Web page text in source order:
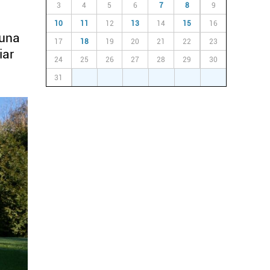
3 4 5 6 7 8 9
10 11 12 13 14 15 16
17 18 19 20 21 22 23
24 25 26 27 28 29 30
31